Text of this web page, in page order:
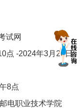
试网
点 -2024年3月26日
8点
电职业技术学院